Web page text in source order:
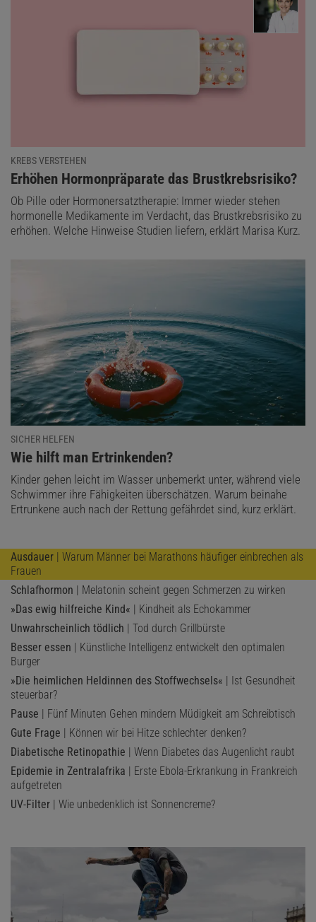
KREBS VERSTEHEN
:
Erhöhen Hormonpräparate das Brustkrebsrisiko?
Ob Pille oder Hormonersatztherapie: Immer wieder stehen
hormonelle Medikamente im Verdacht, das Brustkrebsrisiko zu
erhöhen. Welche Hinweise Studien liefern, erklärt Marisa Kurz.
SICHER HELFEN
:
Wie hilft man Ertrinkenden?
Kinder gehen leicht im Wasser unbemerkt unter, während viele
Schwimmer ihre Fähigkeiten überschätzen. Warum beinahe
Ertrunkene auch nach der Rettung gefährdet sind, kurz erklärt.
Ausdauer | Warum Männer bei Marathons häufiger einbrechen als
Frauen
Schlafhormon | Melatonin scheint gegen Schmerzen zu wirken
»Das ewig hilfreiche Kind« | Kindheit als Echokammer
Unwahrscheinlich tödlich | Tod durch Grillbürste
Besser essen | Künstliche Intelligenz entwickelt den optimalen
Burger
»Die heimlichen Heldinnen des Stoffwechsels« | Ist Gesundheit
steuerbar?
Pause | Fünf Minuten Gehen mindern Müdigkeit am Schreibtisch
Gute Frage | Können wir bei Hitze schlechter denken?
Diabetische Retinopathie | Wenn Diabetes das Augenlicht raubt
Epidemie in Zentralafrika | Erste Ebola-Erkrankung in Frankreich
aufgetreten
UV-Filter | Wie unbedenklich ist Sonnencreme?